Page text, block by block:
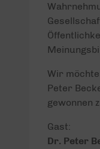
Wir
Peter
gewonnen
Gast:
Dr. Peter